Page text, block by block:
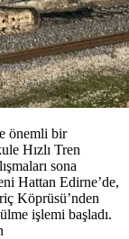
önemli bir
Hızlı Tren
sona
Hattan Edirne’de,
Köprüsü’nden
işlemi başladı.